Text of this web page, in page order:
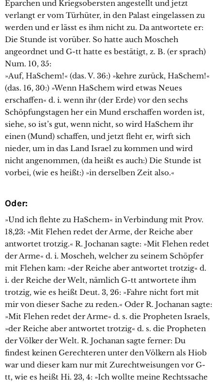
Eparchen und Kriegsobersten angestellt und jetzt
verlangt er vom Türhüter, in den Palast eingelassen zu
werden und er lässt es ihm nicht zu. Da antwortete er:
Die Stunde ist vorüber. So hatte auch Moscheh
angeordnet und G-tt hatte es bestätigt, z. B. (er sprach)
Num. 10, 35:
»Auf, HaSchem!« (das. V. 36:) »kehre zurück, HaSchem!«
(das. 16, 30:) »Wenn HaSchem wird etwas Neues
erschaffen« d. i. wenn ihr (der Erde) vor den sechs
Schöpfungstagen her ein Mund erschaffen worden ist,
siehe, so ist’s gut, wenn nicht, so wird HaSchem ihr
einen (Mund) schaffen, und jetzt fleht er, wirft sich
nieder, um in das Land Israel zu kommen und wird
nicht angenommen, (da heißt es auch:) Die Stunde ist
vorbei, (wie es heißt:) »in derselben Zeit also.«
Oder:
»Und ich flehte zu HaSchem« in Verbindung mit Prov.
18,23: »Mit Flehen redet der Arme, der Reiche aber
antwortet trotzig.« R. Jochanan sagte: »Mit Flehen redet
der Arme« d. i. Moscheh, welcher zu seinem Schöpfer
mit Flehen kam: »der Reiche aber antwortet trotzig« d.
i. der Reiche der Welt, nämlich G-tt antwortete ihm
trotzig, wie es heißt Deut. 3, 26: »Fahre nicht fort mit
mir von dieser Sache zu reden.« Oder R. Jochanan sagte:
»Mit Flehen redet der Arme« d. s. die Propheten Israels,
»der Reiche aber antwortet trotzig« d. s. die Propheten
der Völker der Welt. R. Jochanan sagte ferner: Du
findest keinen Gerechteren unter den Völkern als Hiob
war und dieser kam nur mit Zurechtweisungen vor G-
tt, wie es heißt Hi. 23, 4: »Ich wollte meine Rechtssache